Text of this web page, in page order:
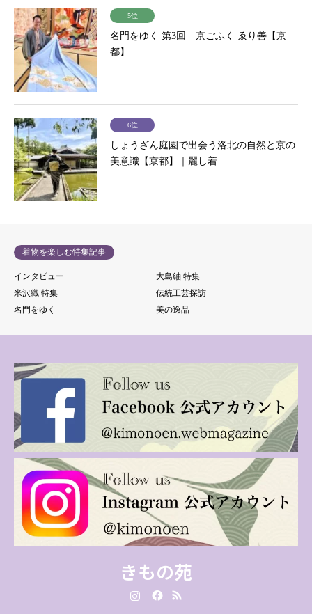
5位
名門をゆく 第3回 京ごふく ゑり善【京
都】
6位
しょうざん庭園で出会う洛北の自然と京の
美意識【京都】｜麗し着...
着物を楽しむ特集記事
インタビュー
大島紬 特集
米沢織 特集
伝統工芸探訪
名門をゆく
美の逸品
きもの苑